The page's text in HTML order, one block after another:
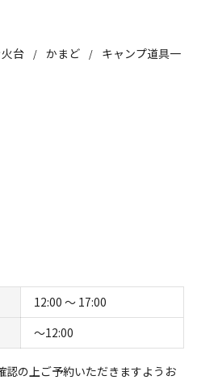
台 / かまど /
キャンプ道具一
12:00 〜 17:00
〜12:00
認の上ご予約いただきますようお
きっと癒されることでしょ
養成講座、毛刈り、カーデ
ください。
管理棟で餌を販売しておりま
フェ #羊がいるキャンプ
ワイワイ
用者層